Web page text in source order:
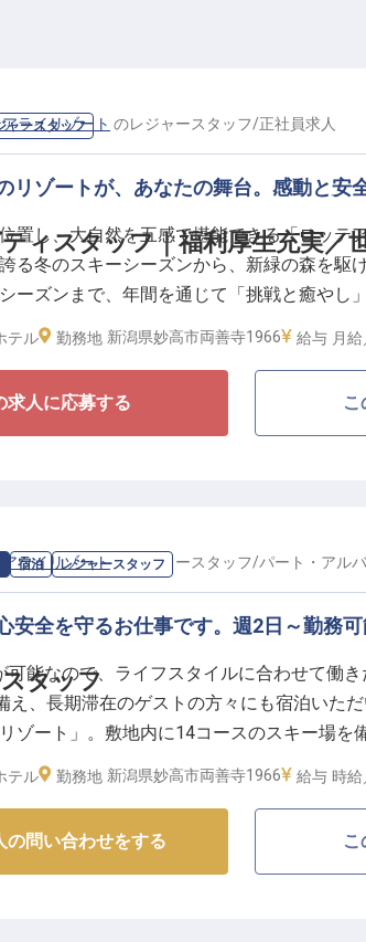
ャースタッフ
ィスタッフ｜福利厚生充実／
ライリゾート のレジャースタッフ/正社員求人
リゾートが、あなたの舞台。感動と安
置し、大自然を五感で堪能できる「ロッテ
る冬のスキーシーズンから、新緑の森を駆
ーズンまで、年間を通じて「挑戦と癒やし
ィビティスタッフは、この広大なフィール
単にアクティビティを運営することではあ
待を察し、最適な言葉をかけ、安全という
学歴や経験は不問。雄大な妙高の景色を日
なスタッフと協力し合い、国際的な感覚を
って取り組める環境です。自らの手でリゾ
テル 勤務地 新潟県妙高市両善寺1966 給与 月
求人に応募する こ
宿泊 レジャースタッフ
タッフ
ライリゾート のレジャースタッフ/パート・アル
安全を守るお仕事です。週2日～勤務
可能なので、ライフスタイルに合わせて働
え、長期滞在のゲストの方々にも宿泊いた
ゾート」。敷地内に14コースのスキー場を
をお任せ。お客様の安心安全のためにゲレ
テル 勤務地 新潟県妙高市両善寺1966 給与 時給
の問い合わせをする こ